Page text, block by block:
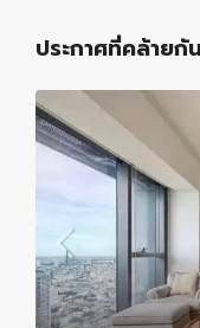
ประกาศที่คล้ายกัน